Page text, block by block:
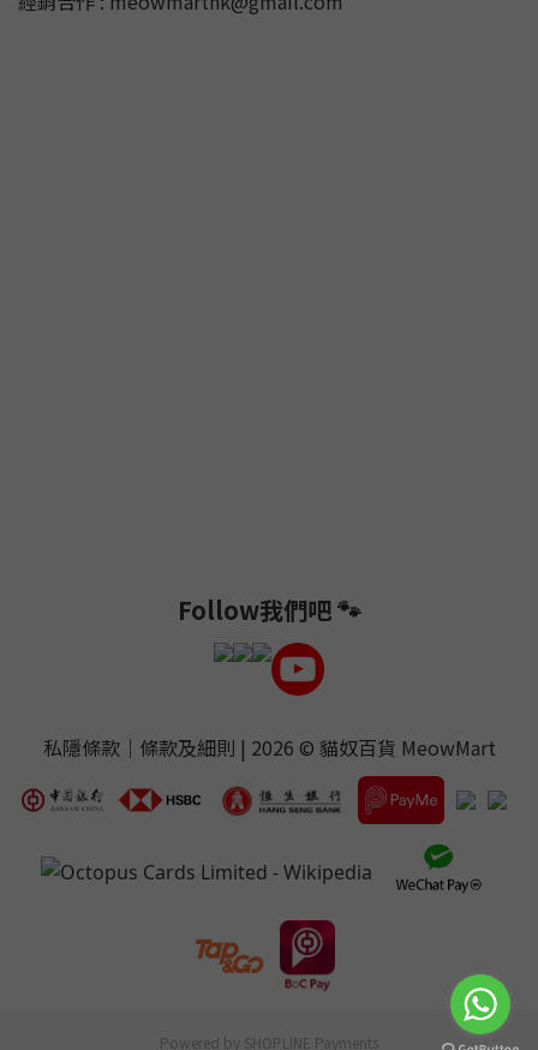
Follow我們吧 🐾
私隱條款｜ 條款及細則 | 2026 © 貓奴百貨 MeowMart
Powered by SHOPLINE Payments